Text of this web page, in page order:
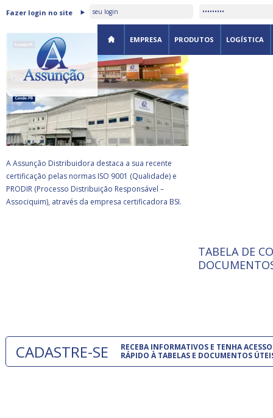
Fazer login no site
EMPRESA PRODUTOS LOGÍSTICA
ASSUNÇÃO DISTRIBUIDORA É
CERTIFICADA PELA BSI
A Assunção Distribuidora destaca a sua recente
certificação pelas normas ISO 9001 (Qualidade) e
PRODIR (Processo Distribuição Responsável –
Associquim), através da empresa certificadora BSI.
ISO 9001:
A
TABELA DE
CADASTRE-SE
RECEBA INFORMATIVOS E TENHA ACESSO
RÁPIDO À TABELAS E DOCUMENTOS